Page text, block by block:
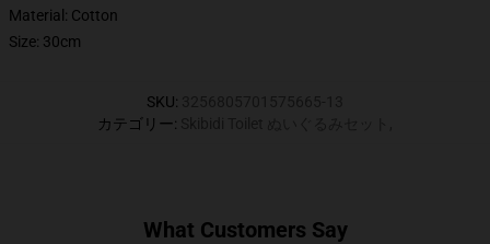
Material: Cotton
Size: 30cm
SKU:
カテゴリー:
What Customers Say